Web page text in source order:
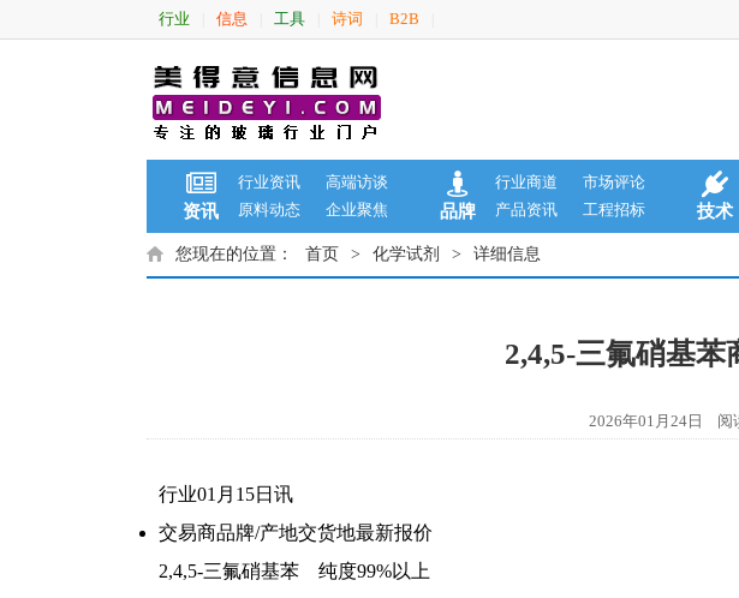
行业 信息 工具 诗词 B2B
资讯
行业资讯
高端访谈
原料动态
企业聚焦 品牌
行业商道
市场评论
产品资讯
工程招标 技术
您现在的位置： 首页 > 化学试剂 > 详细信息
2,4,5-三氟硝基苯
2026年01月24日
行业01月15日讯
交易商品牌/产地交货地最新报价
2,4,5-三氟硝基苯 纯度99%以上